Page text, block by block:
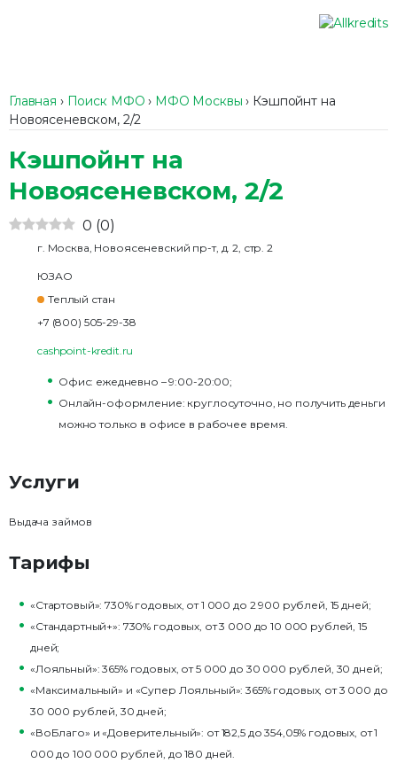
Главная › Поиск МФО › МФО Москвы › Кэшпойнт на
Новоясеневском, 2/2
Кэшпойнт на
Новоясеневском, 2/2
0 (0)
г. Москва, Новоясеневский пр-т, д. 2, стр. 2
ЮЗАО
Теплый стан
+7 (800) 505-29-38
cashpoint-kredit.ru
Офис: ежедневно – 9:00-20:00;
Онлайн-оформление: круглосуточно, но получить деньги
можно только в офисе в рабочее время.
Услуги
Выдача займов
Тарифы
«Стартовый»: 730% годовых, от 1 000 до 2 900 рублей, 15 дней;
«Стандартный+»: 730% годовых, от 3 000 до 10 000 рублей, 15
дней;
«Лояльный»: 365% годовых, от 5 000 до 30 000 рублей, 30 дней;
«Максимальный» и «Супер Лояльный»: 365% годовых, от 3 000 до
30 000 рублей, 30 дней;
«ВоБлаго» и «Доверительный»: от 182,5 до 354,05% годовых, от 1
000 до 100 000 рублей, до 180 дней.